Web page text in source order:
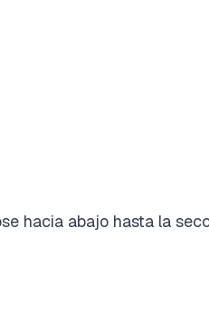
hacia abajo hasta la